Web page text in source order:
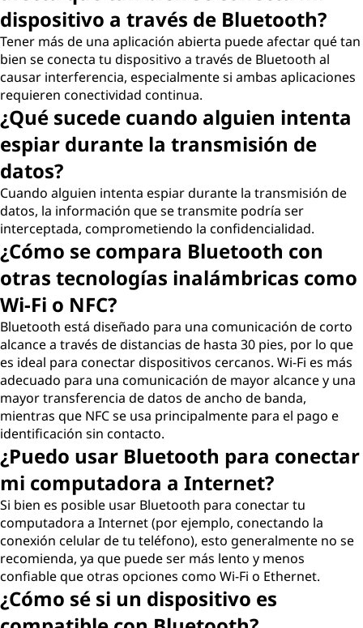
dispositivo a través de Bluetooth?
Tener más de una aplicación abierta puede afectar qué tan
bien se conecta tu dispositivo a través de Bluetooth al
causar interferencia, especialmente si ambas aplicaciones
requieren conectividad continua.
¿Qué sucede cuando alguien intenta
espiar durante la transmisión de
datos?
Cuando alguien intenta espiar durante la transmisión de
datos, la información que se transmite podría ser
interceptada, comprometiendo la confidencialidad.
¿Cómo se compara Bluetooth con
otras tecnologías inalámbricas como
Wi-Fi o NFC?
Bluetooth está diseñado para una comunicación de corto
alcance a través de distancias de hasta 30 pies, por lo que
es ideal para conectar dispositivos cercanos. Wi-Fi es más
adecuado para una comunicación de mayor alcance y una
mayor transferencia de datos de ancho de banda,
mientras que NFC se usa principalmente para el pago e
identificación sin contacto.
¿Puedo usar Bluetooth para conectar
mi computadora a Internet?
Si bien es posible usar Bluetooth para conectar tu
computadora a Internet (por ejemplo, conectando la
conexión celular de tu teléfono), esto generalmente no se
recomienda, ya que puede ser más lento y menos
confiable que otras opciones como Wi-Fi o Ethernet.
¿Cómo sé si un dispositivo es